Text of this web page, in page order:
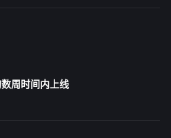
周时间内上线